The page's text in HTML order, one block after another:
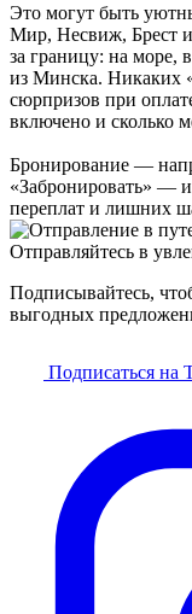
Это могут быть
Мир, Несвиж, Брест
за границу: на море,
из Минска. Никаких
сюрпризов при
включено и сколько
Бронирование —
«Забронировать» —
переплат и лишних
Отправляйтесь в
Подписывайтесь,
выгодных
Подписаться на